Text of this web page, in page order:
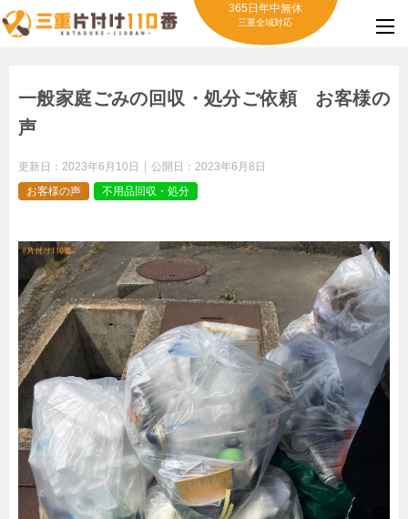
365日年中無休
三重全域対応
一般家庭ごみの回収・処分ご依頼 お客様の
声
更新日： 2023年6月10日 公開日： 2023年6月8日
お客様の声
不用品回収・処分